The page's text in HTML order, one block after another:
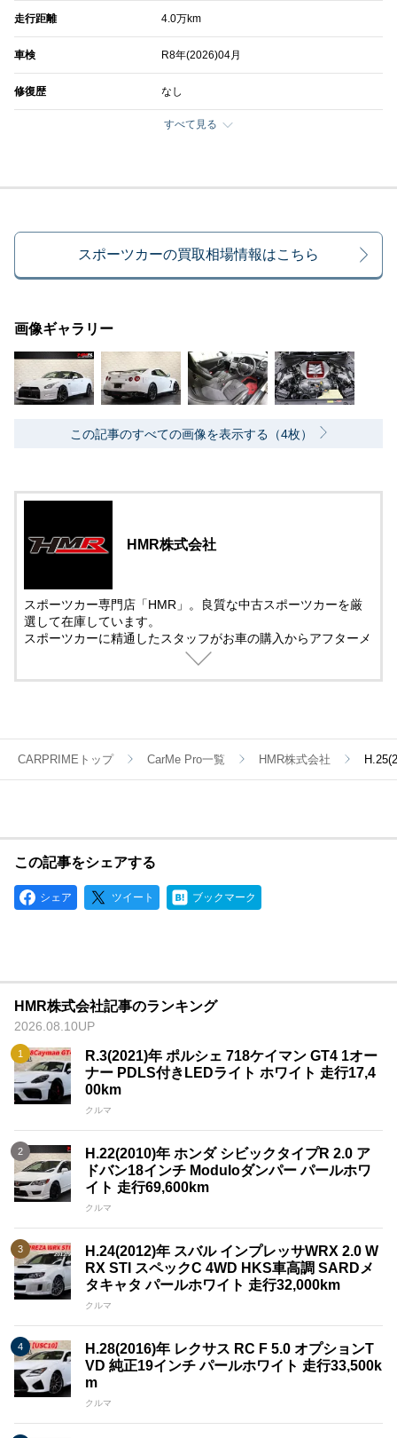
走行距離 4.0万km
車検 R8年(2026)04月
修復歴 なし
すべて見る
スポーツカーの買取相場情報はこちら
画像ギャラリー
この記事のすべての画像を表示する（4枚）
HMR株式会社
スポーツカー専門店「HMR」。良質な中古スポーツカーを厳
選して在庫しています。
スポーツカーに精通したスタッフがお車の購入からアフターメ
ンテナンス＆チューニングまでサポート。
CARPRIMEトップ CarMe Pro一覧 HMR株式会社
この記事をシェアする
シェア ツイート ブックマーク
HMR株式会社記事のランキング
2026.08.10UP
R.3(2021)年 ポルシェ 718ケイマン GT4 1オー
ナー PDLS付きLEDライト ホワイト 走行17,4
00km
クルマ
H.22(2010)年 ホンダ シビックタイプR 2.0 ア
ドバン18インチ Moduloダンパー パールホワ
イト 走行69,600km
クルマ
H.24(2012)年 スバル インプレッサWRX 2.0 W
RX STI スペックC 4WD HKS車高調 SARDメ
タキャタ パールホワイト 走行32,000km
クルマ
H.28(2016)年 レクサス RC F 5.0 オプションT
VD 純正19インチ パールホワイト 走行33,500k
m
クルマ